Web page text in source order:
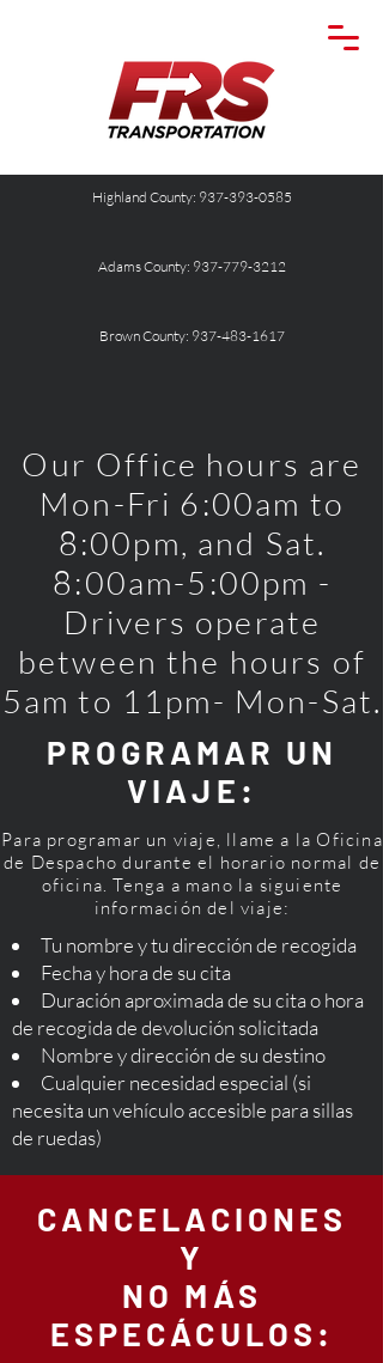
Highland County: 937-393-0585
Adams County: 937-779-3212
Brown County: 937-483-1617
Our Office hours are
Mon-Fri 6:00am to
8:00pm, and Sat.
8:00am-5:00pm -
Drivers operate
between the hours of
5am to 11pm- Mon-Sat.
PROGRAMAR UN
VIAJE:
Para programar un viaje, llame a la Oficina
de Despacho durante el horario normal de
oficina. Tenga a mano la siguiente
información del viaje:
Tu nombre y tu dirección de recogida
Fecha y hora de su cita
Duración aproximada de su cita o hora
de recogida de devolución solicitada
Nombre y dirección de su destino
Cualquier necesidad especial (si
necesita un vehículo accesible para sillas
de ruedas)
CANCELACIONES
Y
NO MÁS
ESPECÁCULOS: